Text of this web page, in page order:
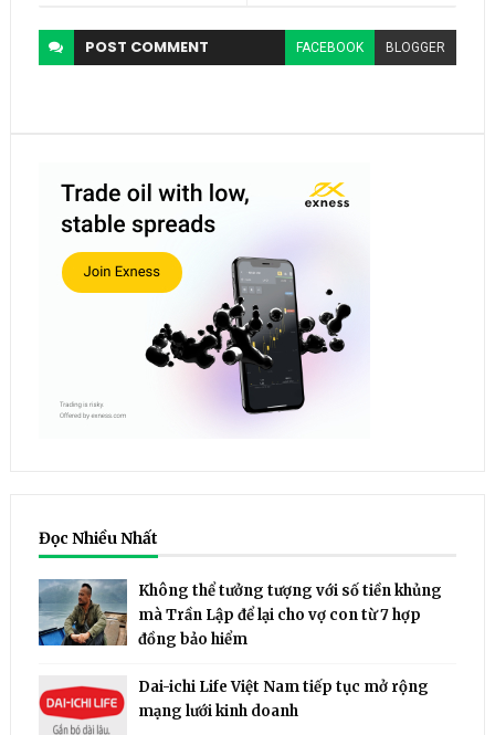
POST COMMENT FACEBOOK BLOGGER
Đọc Nhiều Nhất
Không thể tưởng tượng với số tiền khủng
mà Trần Lập để lại cho vợ con từ 7 hợp
đồng bảo hiểm
Dai-ichi Life Việt Nam tiếp tục mở rộng
mạng lưới kinh doanh